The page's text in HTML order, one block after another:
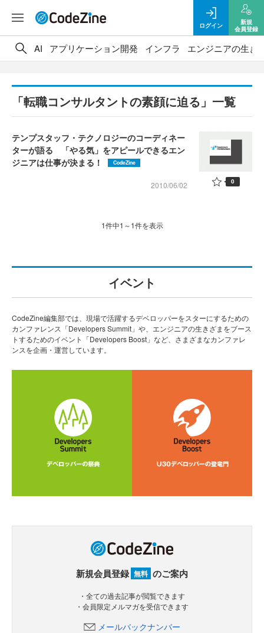
ログイン
新規
会員登録
AI アプリケーション開発 インフラ エンジニアの生き
「転職コンサルタントの素顔に迫る」一覧
テンプスタッフ・テクノロジーのコーディネー
ターが語る 「やる気」をアピールできるエン
ジニアは仕事が決まる！
CodeZine
2010/06/02 0
1件中1～1件を表示
イベント
CodeZine編集部では、現場で活躍するデベロッパーをスターにするための
カンファレンス「Developers Summit」や、エンジニアの生きざまをブース
トするためのイベント「Developers Boost」など、さまざまなカンファレ
ンスを企画・運営しています。
新規会員登録 無料 のご案内
・全ての過去記事が閲覧できます
・会員限定メルマガを受信できます
メールバックナンバー